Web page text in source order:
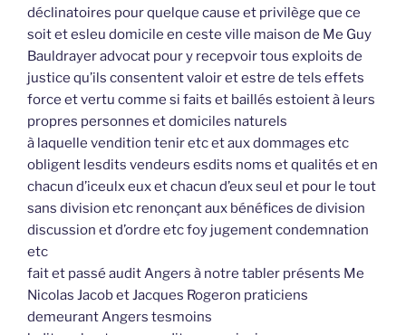
déclinatoires pour quelque cause et privilège que ce
soit et esleu domicile en ceste ville maison de Me Guy
Bauldrayer advocat pour y recepvoir tous exploits de
justice qu’ils consentent valoir et estre de tels effets
force et vertu comme si faits et baillés estoient à leurs
propres personnes et domiciles naturels
à laquelle vendition tenir etc et aux dommages etc
obligent lesdits vendeurs esdits noms et qualités et en
chacun d’iceulx eux et chacun d’eux seul et pour le tout
sans division etc renonçant aux bénéfices de division
discussion et d’ordre etc foy jugement condemnation
etc
fait et passé audit Angers à notre tabler présents Me
Nicolas Jacob et Jacques Rogeron praticiens
demeurant Angers tesmoins